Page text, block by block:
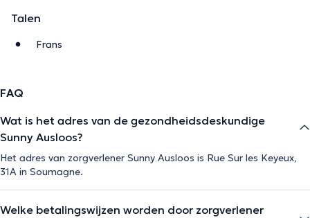
Talen
Frans
FAQ
Wat is het adres van de gezondheidsdeskundige
Sunny Ausloos?
Het adres van zorgverlener Sunny Ausloos is Rue Sur les Keyeux,
31A in Soumagne.
Welke betalingswijzen worden door zorgverlener